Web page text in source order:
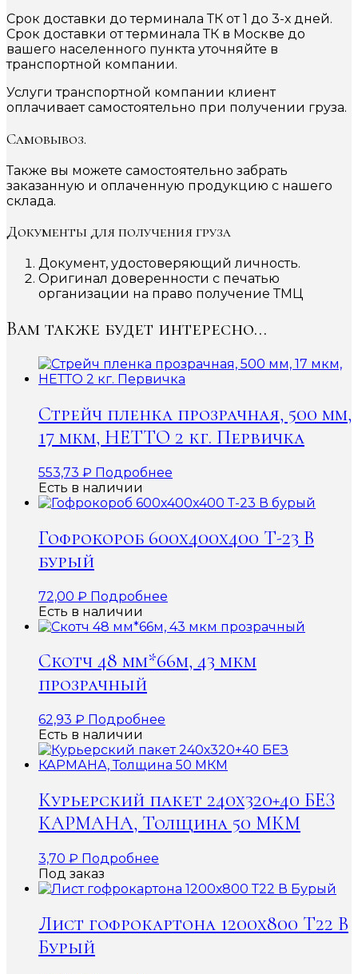
Срок доставки до терминала ТК от 1 до 3-х дней.
Срок доставки от терминала ТК в Москве до
вашего населенного пункта уточняйте в
транспортной компании.
Услуги транспортной компании клиент
оплачивает самостоятельно при получении груза.
Самовывоз.
Также вы можете самостоятельно забрать
заказанную и оплаченную продукцию с нашего
склада.
Документы для получения груза
Документ, удостоверяющий личность.
Оригинал доверенности с печатью
организации на право получение ТМЦ
Вам также будет интересно…
Стрейч пленка прозрачная, 500 мм,
17 мкм, НЕТТО 2 кг. Первичка
553,73 ₽ Подробнее
Есть в наличии
Гофрокороб 600x400x400 Т-23 В
бурый
72,00 ₽ Подробнее
Есть в наличии
Скотч 48 мм*66м, 43 мкм
прозрачный
62,93 ₽ Подробнее
Есть в наличии
Курьерский пакет 240х320+40 БЕЗ
КАРМАНА, Толщина 50 МКМ
3,70 ₽ Подробнее
Под заказ
Лист гофрокартона 1200х800 Т22 В
Бурый